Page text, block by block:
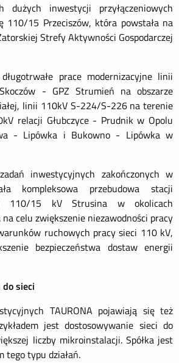
dużych inwestycji przyłączeniowych
110/15 Przeciszów, która powstała na
Strefy Aktywności Gospodarczej
prace modernizacyjne linii
- GPZ Strumień na obszarze
linii 110kV S-224/S-226 na terenie
relacji Głubczyce - Prudnik w Opolu
- Lipówka i Bukowno - Lipówka w
inwestycyjnych zakończonych w
kompleksowa przebudowa stacji
110/15 kV Strusina w okolicach
celu zwiększenie niezawodności pracy
ruchowych pracy sieci 110 kV,
bezpieczeństwa dostaw energii
do sieci
TAURONA pojawiają się też
jest dostosowywanie sieci do
liczby mikroinstalacji. Spółka jest
tego typu działań.